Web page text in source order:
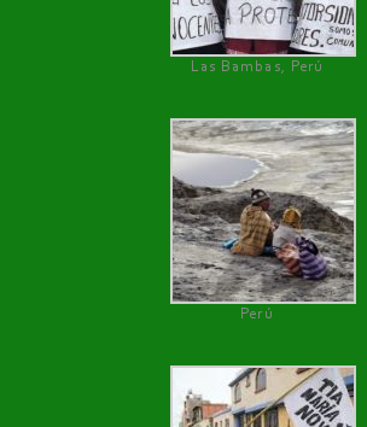
Las Bambas, Perú
Perú